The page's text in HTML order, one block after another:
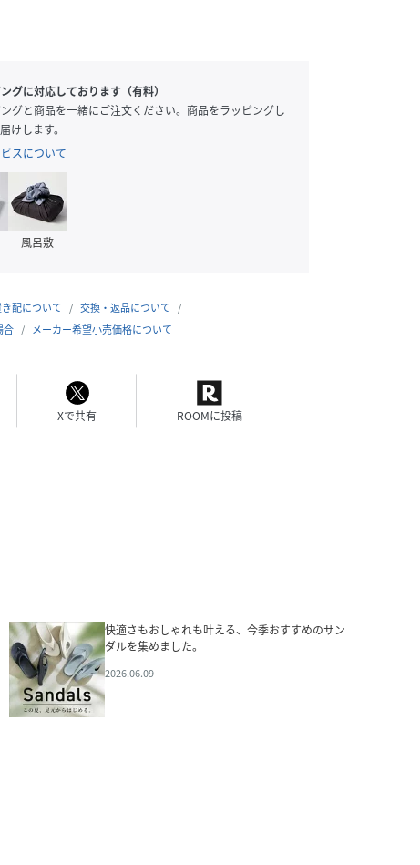
グに対応しております（有料）
グと商品を一緒にご注文ください。商品をラッピングし
けします。
スについて
風呂敷
き配について
交換・返品について
合
メーカー希望小売価格について
Xで共有 ROOMに投稿
快適さもおしゃれも叶える、今季おすすめのサン
ダルを集めました。
2026.06.09